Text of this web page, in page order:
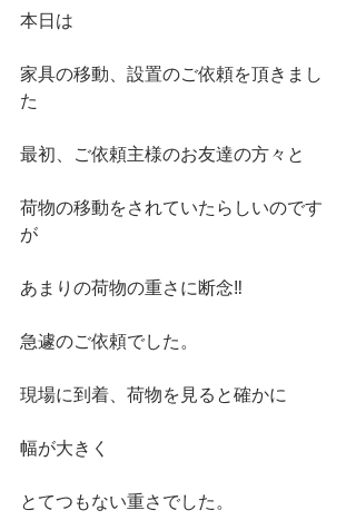
本日は
家具の移動、設置のご依頼を頂きまし
た
最初、ご依頼主様のお友達の方々と
荷物の移動をされていたらしいのです
が
あまりの荷物の重さに断念‼️
急遽のご依頼でした。
現場に到着、荷物を見ると確かに
幅が大きく
とてつもない重さでした。